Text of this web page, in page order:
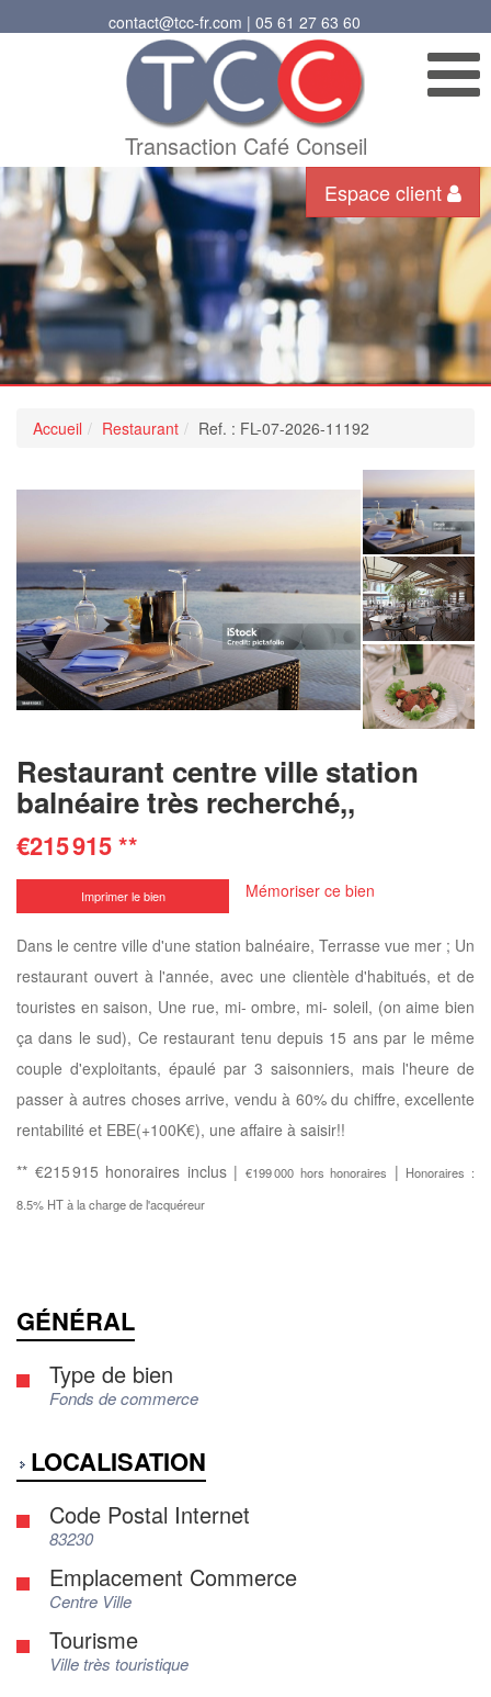
contact@tcc-fr.com | 05 61 27 63 60
Transaction Café Conseil
Espace client
Accueil Restaurant Ref. : FL-07-2026-11192
Restaurant centre ville station
balnéaire très recherché,,
€215 915**
Imprimer le bien Mémoriser ce bien
Dans le centre ville d'une station balnéaire, Terrasse vue mer ; Un
restaurant ouvert à l'année, avec une clientèle d'habitués, et de
touristes en saison, Une rue, mi- ombre, mi- soleil, (on aime bien
ça dans le sud), Ce restaurant tenu depuis 15 ans par le même
couple d'exploitants, épaulé par 3 saisonniers, mais l'heure de
passer à autres choses arrive, vendu à 60% du chiffre, excellente
rentabilité et EBE(+100K€), une affaire à saisir!!
** €215 915 honoraires inclus |€199 000 hors honoraires | Honoraires :
8.5% HT à la charge de l'acquéreur
GÉNÉRAL
Type de bien
Fonds de commerce
LOCALISATION
Code Postal Internet
83230
Emplacement Commerce
Centre Ville
Tourisme
Ville très touristique